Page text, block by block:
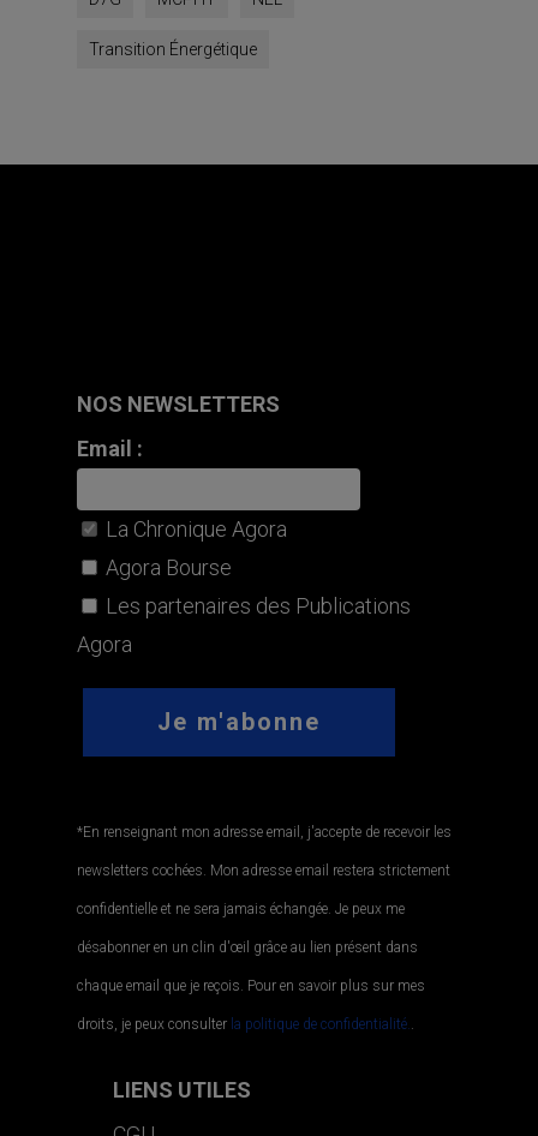
Transition Énergétique
NOS NEWSLETTERS
Email :
La Chronique Agora
Agora Bourse
Les partenaires des Publications
Agora
*En renseignant mon adresse email, j'accepte de recevoir les
newsletters cochées. Mon adresse email restera strictement
confidentielle et ne sera jamais échangée. Je peux me
désabonner en un clin d'œil grâce au lien présent dans
chaque email que je reçois. Pour en savoir plus sur mes
droits, je peux consulter la politique de confidentialité..
LIENS UTILES